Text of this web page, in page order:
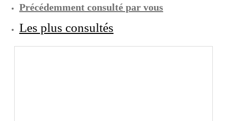
Précédemment consulté par vous
Les plus consultés